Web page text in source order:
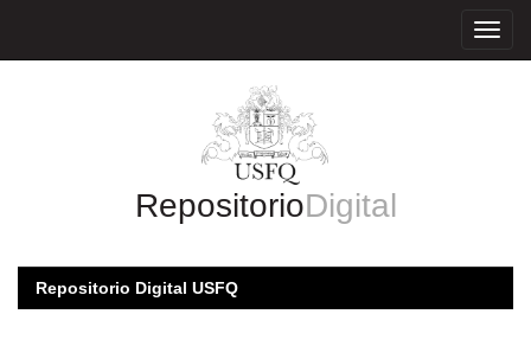
RepositorioDigital
Repositorio Digital USFQ